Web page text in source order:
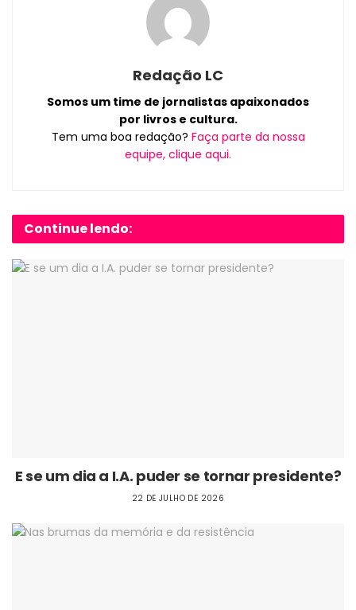
Redação LC
Somos um time de jornalistas apaixonados
por livros e cultura.
Tem uma boa redação? Faça parte da nossa
equipe, clique aqui.
Continue lendo:
E se um dia a I.A. puder se tornar presidente?
22 DE JULHO DE 2026